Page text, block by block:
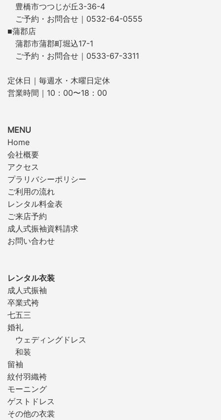
豊橋市つつじが丘3-36-4
ご予約・お問合せ｜0532-64-0555
■蒲郡店
蒲郡市蒲郡町堀込17-1
ご予約・お問合せ｜0533-67-3311
定休日｜毎週水・木曜日定休
営業時間｜10：00〜18：00
MENU
Home
会社概要
アクセス
プラリバシーポリシー
ご利用の流れ
レンタル料金表
ご来店予約
成人式振袖資料請求
お問い合わせ
レンタル衣装
成人式振袖
卒業式袴
七五三
婚礼
ウェディングドレス
和装
留袖
紋付羽織袴
モーニング
ゲストドレス
その他の衣裳